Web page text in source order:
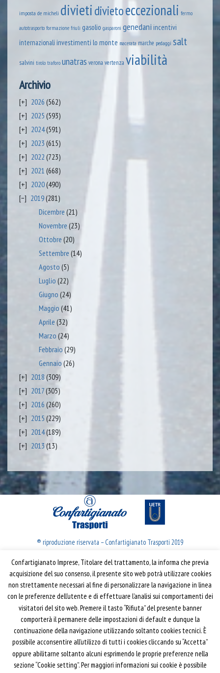
imposta de micheli divietidivietoeccezionali fermo
autotrasporto formazione friuli gasolio gasparoni genedani incentivi
internazionali investimenti lo monte macerata marche pedaggi salt
salvini tirolo traforo unatras verona vertenza viabilità
Archivio
2026 (562)
2025 (593)
2024(591)
2023 (615)
2022 (723)
2021 (668)
2020(490)
2019(281)
Dicembre (21)
Novembre (23)
Ottobre (20)
Settembre (14)
Agosto (5)
Luglio (22)
Giugno (24)
Maggio (41)
Aprile (32)
Marzo (24)
Febbraio (29)
Gennaio (26)
2018 (309)
2017(305)
2016 (260)
2015 (229)
2014(189)
2013 (13)
® riproduzione riservata – Confartigianato Trasporti 2019
Confartigianato Trasporti
Via S. Giovanni in Laterano, 152 | 00184 Roma
T: 06 70374.275
trasporti@confartigianato.it
confartigianatotrasporti@pec.it
Privacy e Cookie Policy
Informativa
Confartigianato Imprese, Titolare del trattamento, la informa che previa
acquisizione del suo consenso, il presente sito web potrà utilizzare cookies
non strettamente necessari al fine di personalizzare la navigazione in linea
con le preferenze dell’utente e di effettuare l’analisi sui comportamenti dei
visitatori del sito web. Premere il tasto “Rifiuta” del presente banner
comporterà il permanere delle impostazioni di default e dunque la
continuazione della navigazione utilizzando soltanto cookies tecnici. È
possibile acconsentire all’utilizzo di tutti i cookies cliccando su “Accetta”
oppure abilitarne soltanto alcuni esprimendo le proprie preferenze nella
sezione “Cookie setting”. Per maggiori informazioni sui cookie è possibile